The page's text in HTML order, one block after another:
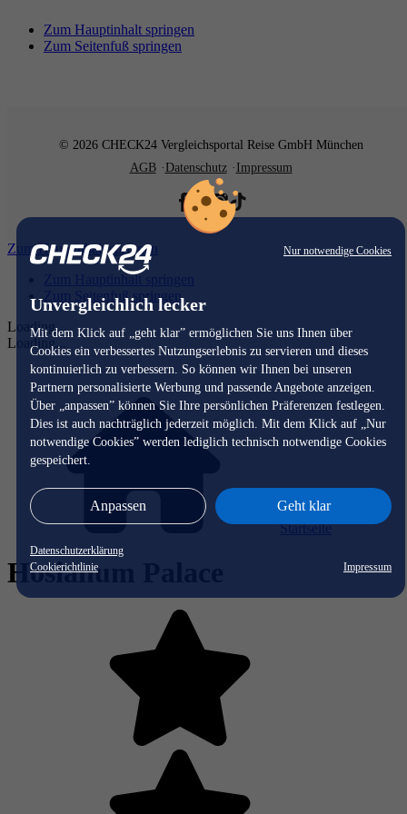
Nur notwendige Cookies
Unvergleichlich lecker
Mit dem Klick auf „geht klar” ermöglichen Sie uns Ihnen über
Cookies ein verbessertes Nutzungserlebnis zu servieren und dieses
kontinuierlich zu verbessern. So können wir Ihnen bei unseren
Partnern personalisierte Werbung und passende Angebote anzeigen.
Über „anpassen” können Sie Ihre persönlichen Präferenzen festlegen.
Dies ist auch nachträglich jederzeit möglich. Mit dem Klick auf „Nur
notwendige Cookies” werden lediglich technisch notwendige Cookies
gespeichert.
Anpassen Geht klar
Datenschutzerklärung
Cookierichtlinie
Impressum
Zum Hauptinhalt springen
Zum Seitenfuß springen
© 2026 CHECK24 Vergleichsportal Reise GmbH München
AGB
Datenschutz Impressum
Zum Hauptinhalt springen
Zum Hauptinhalt springen
Zum Seitenfuß springen
Loading...
Loading...
Startseite
Hosianum Palace